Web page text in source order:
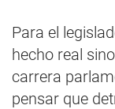
Para el
hecho real
carrera
pensar que